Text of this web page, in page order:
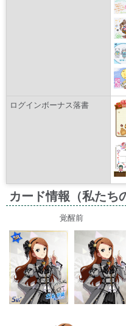
ログインボーナス落書
カード情報（私た
覚醒前